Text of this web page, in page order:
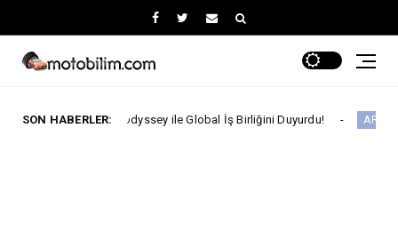
SON HABERLER:
Odyssey ile Global İş Birliğini Duyurdu! ARABA KAMPANYALARI